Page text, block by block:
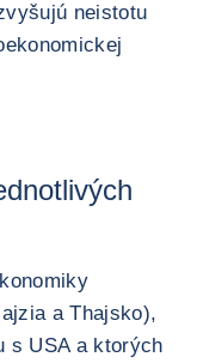
neistotu
a Thajsko),
s USA a ktorých